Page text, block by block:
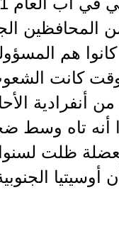
المحافظين
هم
كانت الشعوب
أنفرادية
أنه تاه وسط